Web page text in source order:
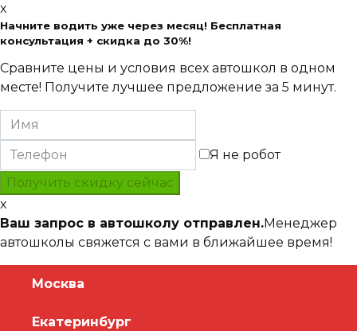
x
Начните водить уже через месяц! Бесплатная
консультация + скидка до 30%!
Сравните цены и условия всех автошкол в одном
месте! Получите лучшее предложение за 5 минут.
Я не робот
x
Ваш запрос в автошколу отправлен.Менеджер
автошколы свяжется с вами в ближайшее время!
Москва
Екатеринбург